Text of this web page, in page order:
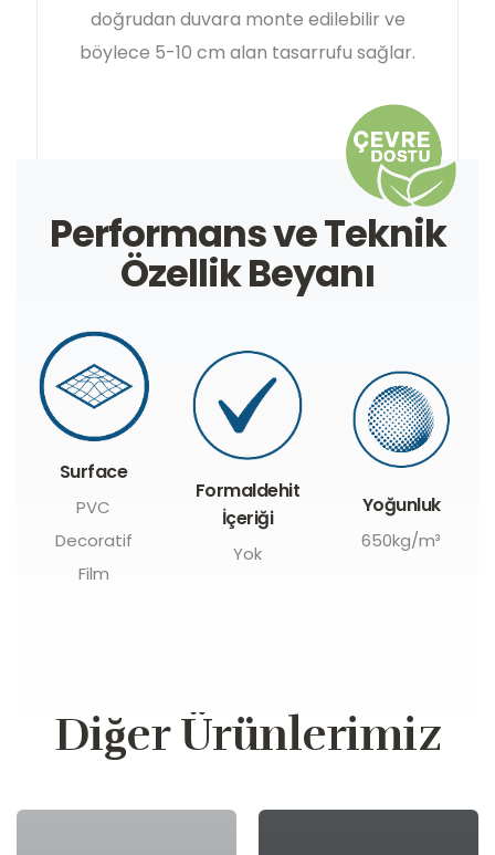
doğrudan duvara monte edilebilir ve
böylece 5-10 cm alan tasarrufu sağlar.
Performans ve Teknik
Özellik Beyanı
Surface
PVC
Decoratif
Film
Formaldehit
İçeriği
Yok
Yoğunluk
650kg/m³
Diğer Ürünlerimiz